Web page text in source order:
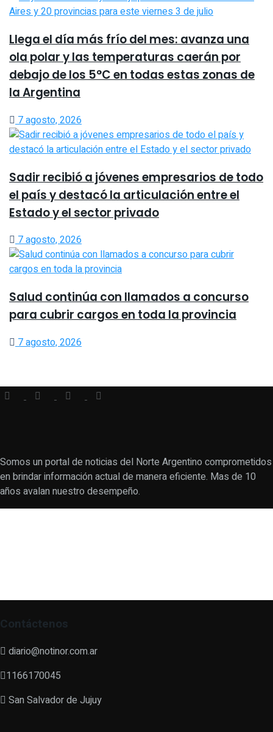
Llega el día más frío del mes: avanza una
ola polar y las temperaturas caerán por
debajo de los 5°C en todas estas zonas de
la Argentina
7 agosto, 2026
Sadir recibió a jóvenes empresarios de todo
el país y destacó la articulación entre el
Estado y el sector privado
7 agosto, 2026
Salud continúa con llamados a concurso
para cubrir cargos en toda la provincia
7 agosto, 2026
Somos un portal de noticias del Norte Argentino comprometidos
en brindar información actual de manera eficiente. Mas de 10
años avalan nuestro desempeño.
Contáctenos
diario@notinor.com.ar
1166170045
San Salvador de Jujuy